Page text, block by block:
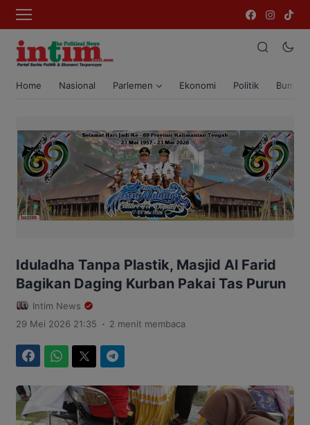
Home Nasional Parlemen Ekonomi Politik Bumi
Iduladha Tanpa Plastik, Masjid Al Farid
Bagikan Daging Kurban Pakai Tas Purun
Intim News
29 Mei 2026 21:35 . 2 menit membaca